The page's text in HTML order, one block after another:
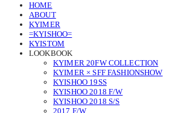
HOME
ABOUT
KYIMER
=KYISHOO=
KYISTOM
LOOKBOOK
KYIMER 20FW COLLECTION
KYIMER × SFF FASHIONSHOW
KYISHOO 19SS
KYISHOO 2018 F/W
KYISHOO 2018 S/S
2017 F/W